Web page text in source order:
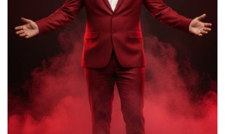
যক্ষা রোগীরা
জুলাই গণঅভ্যুত্থান দিবস উপলক্ষে
মৌলভীবাজার শিশু সরকারি প্রাথমিক
বিদ্যালয়ে কবিতা, আবৃত্তি, রচনা প্রতিযোগিতা
পুরস্কার বিতরণ ও আলোচনা সভা অনুষ্ঠিত
মাধবপুর পিআইও অফিসের কার্য সহকারীর
ফেসবুক মন্তব্য ঘিরে সমালোচনার ঝড়!!স্যান্ট
রিলিজ